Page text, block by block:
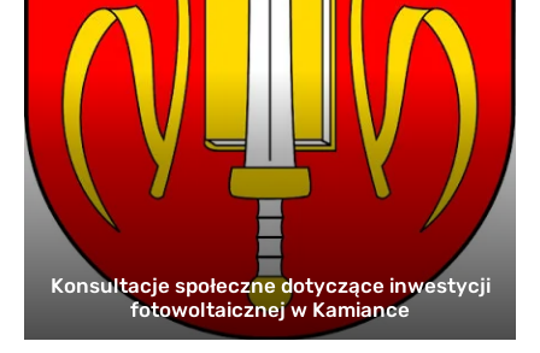
Konsultacje społeczne dotyczące inwestycji
fotowoltaicznej w Kamiance